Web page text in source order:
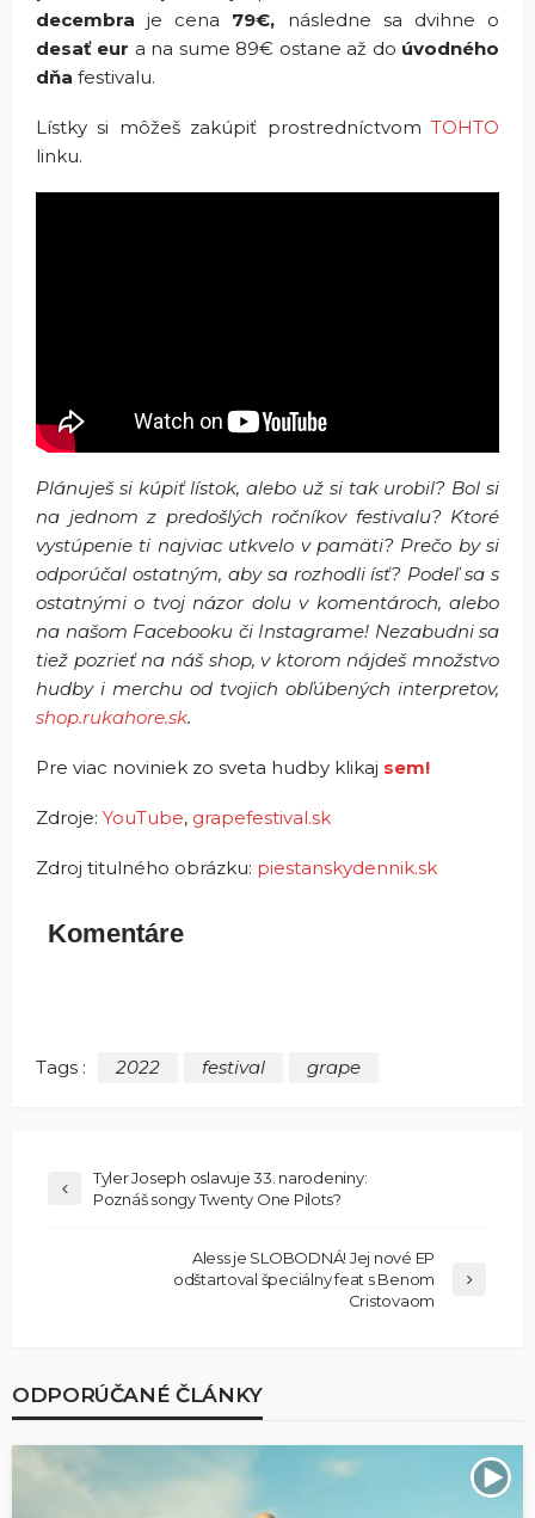
decembra je cena 79€, následne sa dvihne o
desať eur a na sume 89€ ostane až do úvodného
dňa festivalu.
Lístky si môžeš zakúpiť prostredníctvom TOHTO
linku.
Plánuješ si kúpiť lístok, alebo už si tak urobil? Bol si
na jednom z predošlých ročníkov festivalu? Ktoré
vystúpenie ti najviac utkvelo v pamäti? Prečo by si
odporúčal ostatným, aby sa rozhodli ísť? Podeľ sa s
ostatnými o tvoj názor dolu v komentároch, alebo
na našom Facebooku či Instagrame! Nezabudni sa
tiež pozrieť na náš shop, v ktorom nájdeš množstvo
hudby i merchu od tvojich obľúbených interpretov,
shop.rukahore.sk.
Pre viac noviniek zo sveta hudby klikaj sem!
Zdroje: YouTube, grapefestival.sk
Zdroj titulného obrázku: piestanskydennik.sk
Komentáre
Tags : 2022 festival grape
Tyler Joseph oslavuje 33. narodeniny:
Poznáš songy Twenty One Pilots?
Aless je SLOBODNÁ! Jej nové EP
odštartoval špeciálny feat s Benom
Cristovaom
ODPORÚČANÉ ČLÁNKY